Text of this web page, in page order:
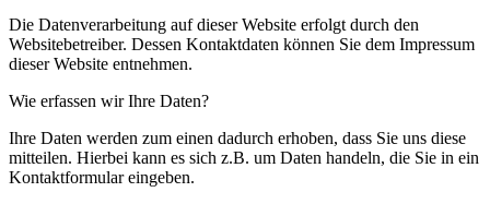
Die Datenverarbeitung auf dieser Website erfolgt durch den
Websitebetreiber. Dessen Kontaktdaten können Sie dem Impressum
dieser Website entnehmen.
Wie erfassen wir Ihre Daten?
Ihre Daten werden zum einen dadurch erhoben, dass Sie uns diese
mitteilen. Hierbei kann es sich z.B. um Daten handeln, die Sie in ein
Kontaktformular eingeben.